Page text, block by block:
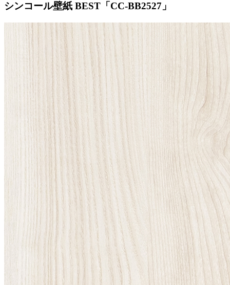
シンコール壁紙 BEST「CC-BB2527」